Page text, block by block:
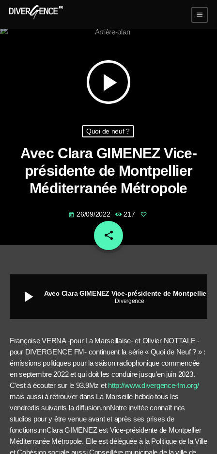
menu
play_arrow
Quoi de neuf ?
Avec Clara GIMENEZ Vice-
présidente de Montpellier
Méditerranée Métropole
today 26/09/2022 217
share
email
play_arrow Avec Clara GIMENEZ Vice-présidente de Montpellier Méditerranée Métropole
Divergence
Françoise VERNA -pour La Marseillaise- et Olivier NOTTALE -
pour DIVERGENCE FM- continuent la série « Quoi de Neuf ? » :
émissions politiques pour la saison radiophonique commencée
en septembre 2022 et qui doit les conduire jusqu’en juin 2023.
C’est à écouter sur le 93.9Mz et http://www.divergence-fm.org/
mais aussi à retrouver dans La Marseille hebdo tous les
vendredis suivants la diffusion.nnNotre invitée connaît nos
studios pour y être venue avant et après ses prises de
fonctions.nnClara GIMENEZ est Vice-présidente de Montpellier
Méditerranée Métropole. Elle est déléguée à la Politique de la Ville
et Cohésion sociale aussi Conseillère municipale de la ville de